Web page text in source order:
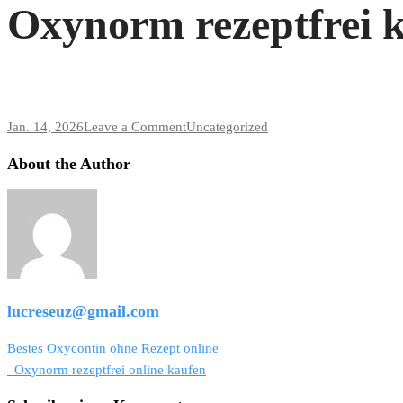
Oxynorm rezeptfrei
Jan. 14, 2026Leave a Commenton
Uncategorized
About the Author
lucreseuz@gmail.com
Beitragsnavigation
Bestes Oxycontin ohne Rezept online
Oxynorm rezeptfrei online kaufen